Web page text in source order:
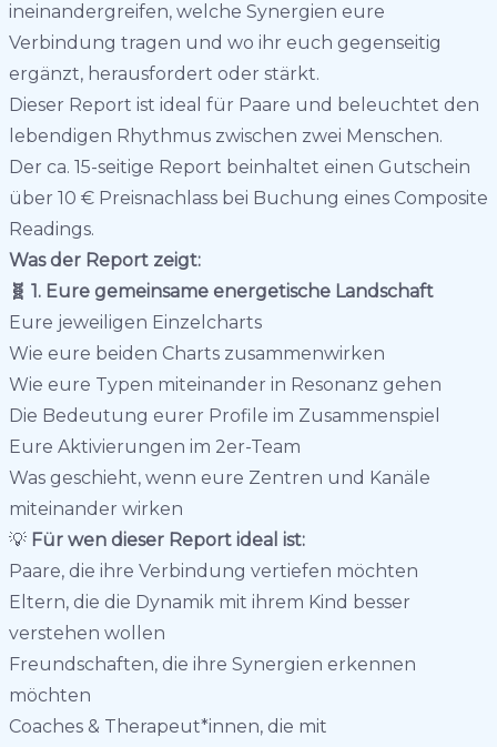
ineinandergreifen, welche Synergien eure
Verbindung tragen und wo ihr euch gegenseitig
ergänzt, herausfordert oder stärkt.
Dieser Report ist ideal für Paare und beleuchtet den
lebendigen Rhythmus zwischen zwei Menschen.
Der ca. 15-seitige Report beinhaltet einen Gutschein
über 10 € Preisnachlass bei Buchung eines Composite
Readings.
Was der Report zeigt:
🧬 1. Eure gemeinsame energetische Landschaft
Eure jeweiligen Einzelcharts
Wie eure beiden Charts zusammenwirken
Wie eure Typen miteinander in Resonanz gehen
Die Bedeutung eurer Profile im Zusammenspiel
Eure Aktivierungen im 2er-Team
Was geschieht, wenn eure Zentren und Kanäle
miteinander wirken
💡 Für wen dieser Report ideal ist:
Paare, die ihre Verbindung vertiefen möchten
Eltern, die die Dynamik mit ihrem Kind besser
verstehen wollen
Freundschaften, die ihre Synergien erkennen
möchten
Coaches & Therapeut*innen, die mit